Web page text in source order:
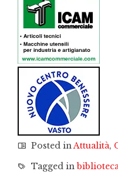
Posted inAttualità,
Tagged in